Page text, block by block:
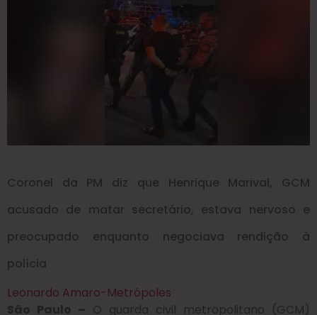
Coronel da PM diz que Henrique Marival, GCM
acusado de matar secretário, estava nervoso e
preocupado enquanto negociava rendição à
polícia
Leonardo Amaro-Metrópoles
São Paulo – O guarda civil metropolitano (GCM)